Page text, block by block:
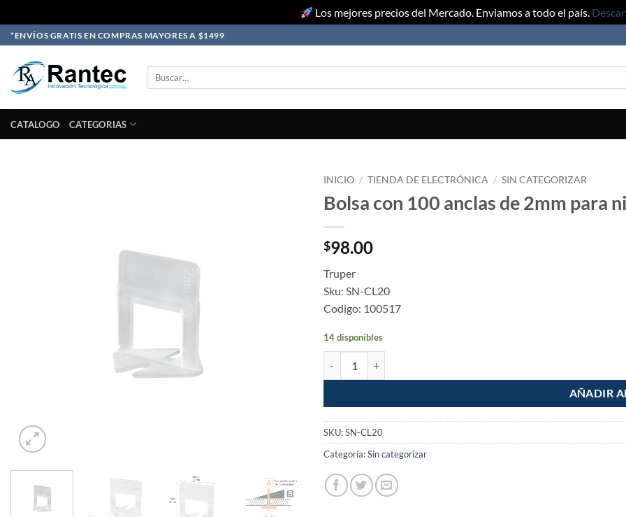
Los mejores precios del Mercado. Enviamos a todo el país.
Skip
to
content
*ENVÍOS GRATIS EN COMPRAS MAYORES A $1499
CATALOGO CATEGORIAS
INICIO / TIENDA DE ELECTRÓNICA / SIN CATEGORIZAR
Bolsa con 100 anclas de 2mm para
$98.00
Truper
Sku: SN-CL20
Codigo: 100517
14 disponibles
AÑADIR
SKU:SN-CL20
Categoría:Sin categorizar